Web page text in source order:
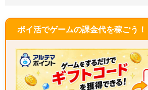
ポイ活でゲームの課金代を稼ごう！